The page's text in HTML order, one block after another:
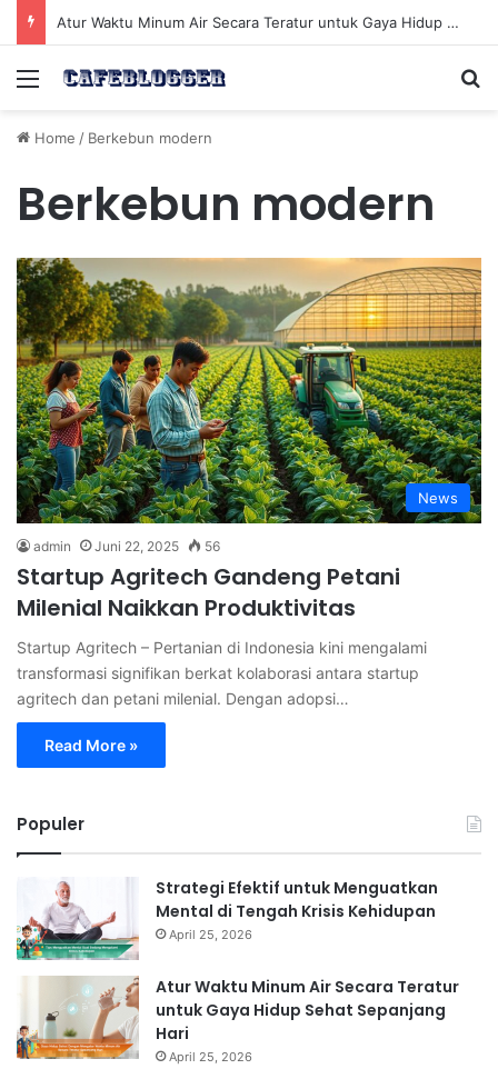
Atur Waktu Minum Air Secara Teratur untuk Gaya Hidup Sehat Sepanjang Hari
Menu
Home / Berkebun modern
Berkebun modern
News
admin Juni 22, 2025 56
Startup Agritech Gandeng Petani
Milenial Naikkan Produktivitas
Startup Agritech – Pertanian di Indonesia kini mengalami
transformasi signifikan berkat kolaborasi antara startup
agritech dan petani milenial. Dengan adopsi…
Read More »
Populer
Strategi Efektif untuk Menguatkan
Mental di Tengah Krisis Kehidupan
April 25, 2026
Atur Waktu Minum Air Secara Teratur
untuk Gaya Hidup Sehat Sepanjang
Hari
April 25, 2026